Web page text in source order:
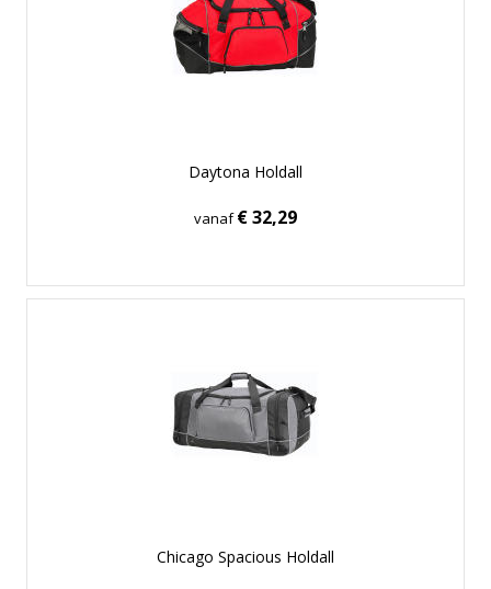
Daytona Holdall
vanaf€ 32,29
Chicago Spacious Holdall